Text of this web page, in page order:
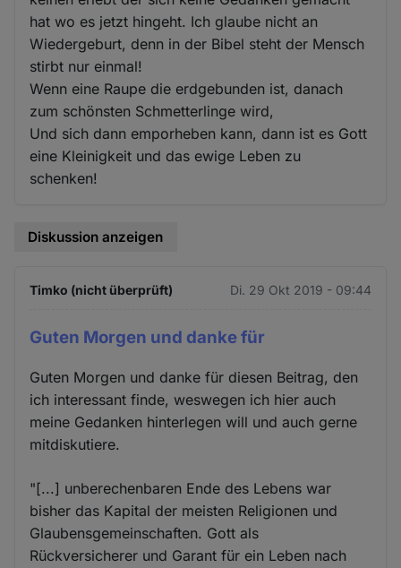
hat wo es jetzt hingeht. Ich glaube nicht an
Wiedergeburt, denn in der Bibel steht der Mensch
stirbt nur einmal!
Wenn eine Raupe die erdgebunden ist, danach
zum schönsten Schmetterlinge wird,
Und sich dann emporheben kann, dann ist es Gott
eine Kleinigkeit und das ewige Leben zu
schenken!
Diskussion anzeigen
Timko (nicht überprüft) Di. 29 Okt 2019 - 09:44
Guten Morgen und danke für
Guten Morgen und danke für diesen Beitrag, den
ich interessant finde, weswegen ich hier auch
meine Gedanken hinterlegen will und auch gerne
mitdiskutiere.
"[...] unberechenbaren Ende des Lebens war
bisher das Kapital der meisten Religionen und
Glaubensgemeinschaften. Gott als
Rückversicherer und Garant für ein Leben nach